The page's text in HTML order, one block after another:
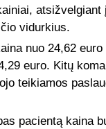
vidurkius.
nuo 24,62
euro. Kitų
teikiamos
pacientą kaina